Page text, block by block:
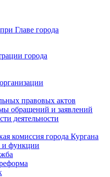
Главе города
города
правовых актов
обращений и заявлений
деятельности
комиссия города Кургана
и функции